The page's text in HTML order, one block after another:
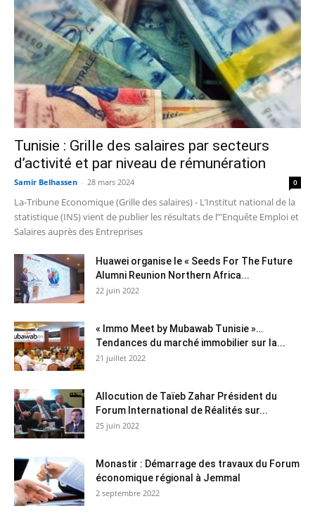
Tunisie : Grille des salaires par secteurs
d’activité et par niveau de rémunération
Samir Belhassen - 28 mars 2024 0
La-Tribune Economique (Grille des salaires) - L’Institut national de la
statistique (INS) vient de publier les résultats de l’"Enquête Emploi et
Salaires auprès des Entreprises
Huawei organise le « Seeds For The Future
Alumni Reunion Northern Africa...
22 juin 2022
« Immo Meet by Mubawab Tunisie »…
Tendances du marché immobilier sur la...
21 juillet 2022
Allocution de Taïeb Zahar Président du
Forum International de Réalités sur...
25 juin 2022
Monastir : Démarrage des travaux du Forum
économique régional à Jemmal
2 septembre 2022